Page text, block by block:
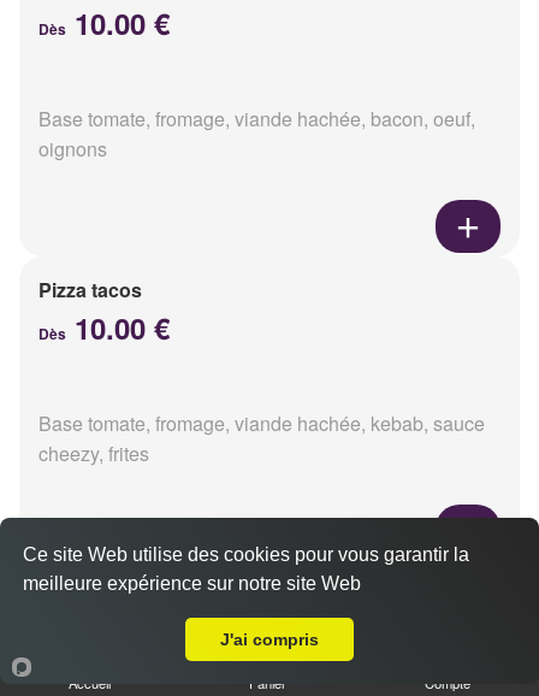
Dès 10.00 €
Base tomate, fromage, viande hachée, bacon, oeuf,
oignons
Pizza tacos
Dès 10.00 €
Base tomate, fromage, viande hachée, kebab, sauce
cheezy, frites
Pizza méxicaine
Accueil Panier Compte
Ce site Web utilise des cookies pour vous garantir la
meilleure expérience sur notre site Web
J'ai compris